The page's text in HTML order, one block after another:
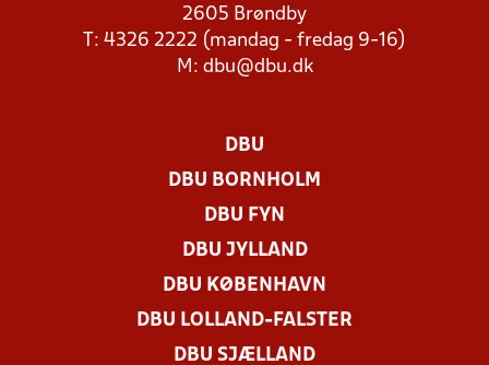
2605 Brøndby
T: 4326 2222 (mandag - fredag 9-16)
M: dbu@dbu.dk
DBU
DBU BORNHOLM
DBU FYN
DBU JYLLAND
DBU KØBENHAVN
DBU LOLLAND-FALSTER
DBU SJÆLLAND